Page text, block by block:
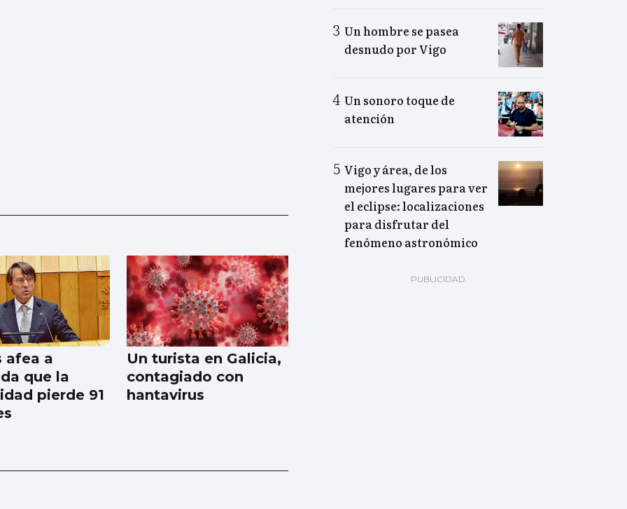
afea a
que la
pierde 91
Un turista en Galicia,
contagiado con
hantavirus
Un hombre se pasea
desnudo por Vigo
Un sonoro toque de
atención
Vigo y área, de los
mejores lugares para ver
el eclipse: localizaciones
para disfrutar del
fenómeno astronómico